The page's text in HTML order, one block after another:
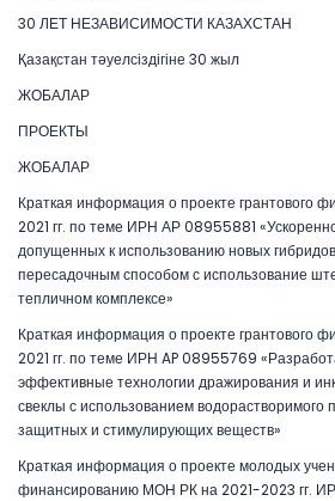
30 ЛЕТ НЕЗАВИСИМОСТИ КАЗАХСТАН
Қазақстан тәуелсіздігіне 30 жыл
ЖОБАЛАР
ПРОЕКТЫ
ЖОБАЛАР
Краткая информация о проекте грантового
2021 гг. по теме ИРН АР 08955881
допущенных к использованию новых
пересадочным способом с использование
тепличном комплексе»
Краткая информация о проекте грантового
2021 гг. по теме ИРН AP 08955769
эффективные технологии дражирования и
свеклы с использованием водорастворимого
защитных и стимулирующих веществ»
Краткая информация о проекте молодых
финансированию МОН РК на 2021-2023 гг.